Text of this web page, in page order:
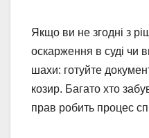
Якщо ви не згодні з
оскарження в суді чи
шахи: готуйте
козир. Багато хто
прав робить процес